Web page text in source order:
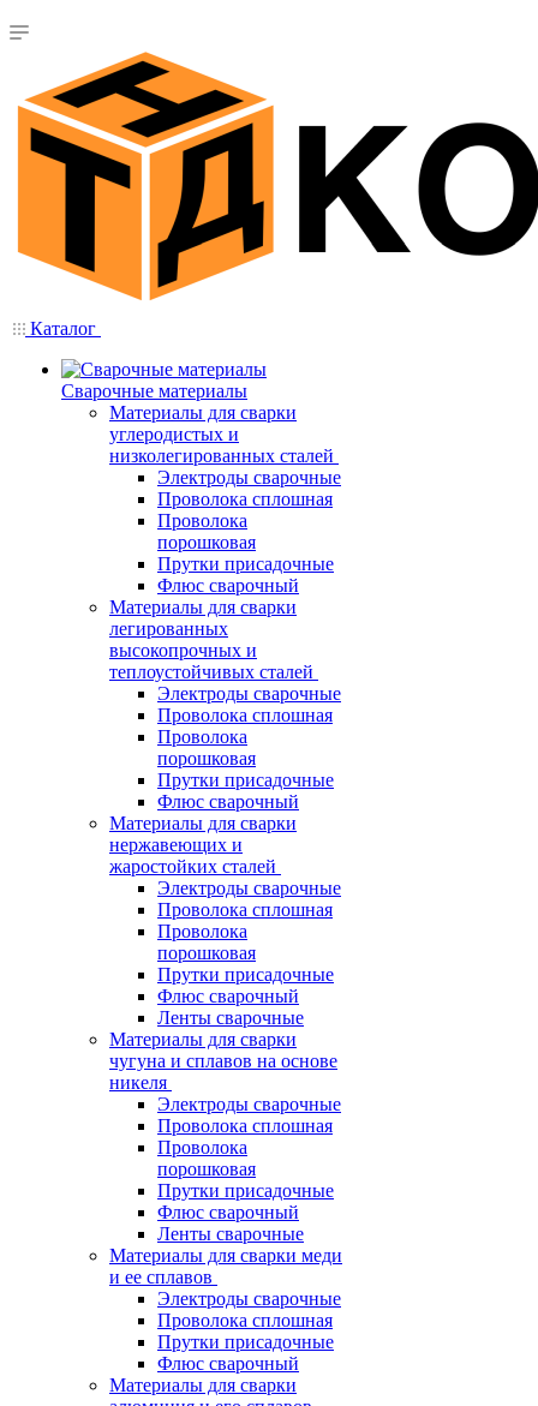
Каталог
Сварочные материалы
Материалы для сварки
углеродистых и
низколегированных сталей
Электроды сварочные
Проволока сплошная
Проволока
порошковая
Прутки присадочные
Флюс сварочный
Материалы для сварки
легированных
высокопрочных и
теплоустойчивых сталей
Электроды сварочные
Проволока сплошная
Проволока
порошковая
Прутки присадочные
Флюс сварочный
Материалы для сварки
нержавеющих и
жаростойких сталей
Электроды сварочные
Проволока сплошная
Проволока
порошковая
Прутки присадочные
Флюс сварочный
Ленты сварочные
Материалы для сварки
чугуна и сплавов на основе
никеля
Электроды сварочные
Проволока сплошная
Проволока
порошковая
Прутки присадочные
Флюс сварочный
Ленты сварочные
Материалы для сварки меди
и ее сплавов
Электроды сварочные
Проволока сплошная
Прутки присадочные
Флюс сварочный
Материалы для сварки